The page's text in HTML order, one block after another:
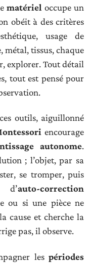
matériel occupe un
obéit à des critères
usage de
métal, tissus, chaque
explorer. Tout détail
tout est pensé pour
outils, aiguillonné
encourage
autonome.
; l’objet, par sa
se tromper, puis
d’auto-correction
ou si une pièce ne
cause et cherche la
pas, il observe.
les périodes